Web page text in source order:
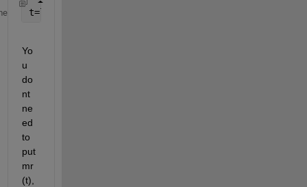
t=linspace(6.5,164,1)
Yo
u
do
nt
ne
ed
to
put
mr
(t),